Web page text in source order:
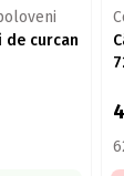
de curcan